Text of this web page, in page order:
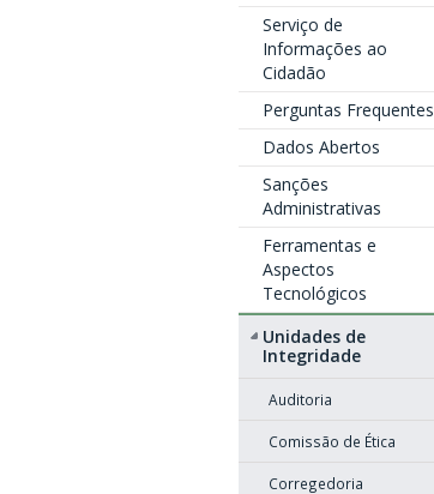
Serviço de
Informações ao
Cidadão
Perguntas Frequentes
Dados Abertos
Sanções
Administrativas
Ferramentas e
Aspectos
Tecnológicos
Unidades de
Integridade
Auditoria
Comissão de Ética
Corregedoria